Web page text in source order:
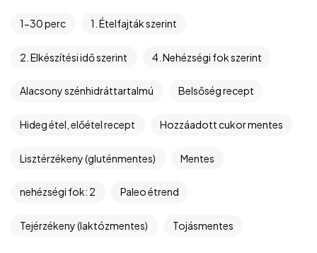
1-30 perc 1. Ételfajták szerint
2. Elkészítési idő szerint 4. Nehézségi fok szerint
Alacsony szénhidráttartalmú Belsőség recept
Hideg étel, előétel recept Hozzáadott cukor mentes
Lisztérzékeny (gluténmentes) Mentes
nehézségi fok: 2 Paleo étrend
Tejérzékeny (laktózmentes) Tojásmentes